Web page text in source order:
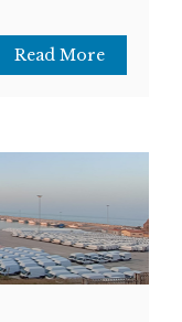
Read More